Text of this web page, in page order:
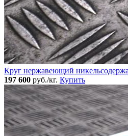
Круг нержавеющий
197 600 руб./кг. Купить